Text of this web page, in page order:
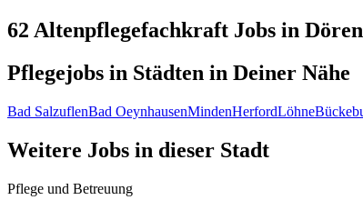
62 Altenpflegefachkraft Jobs in
Pflegejobs in Städten in Deiner Nähe
Bad SalzuflenBad OeynhausenMindenHerfordLöhne
Weitere Jobs in dieser Stadt
Pflege und Betreuung